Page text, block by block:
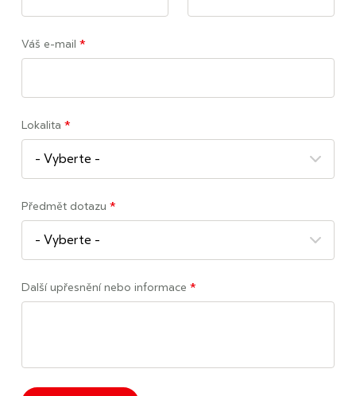
Váš e-mail *
Lokalita *
Předmět dotazu *
Další upřesnění nebo informace *